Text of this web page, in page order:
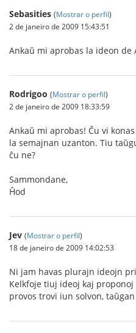
Sebasities (Mostrar o perfil)
2 de janeiro de 2009 15:43:51
Ankaŭ mi aprobas la ideon de
Rodrigoo (Mostrar o perfil)
2 de janeiro de 2009 18:33:59
Ankaŭ mi aprobas! Ĉu vi
la semajnan uzanton. Tiu
ĉu ne?
Sammondane,
Ĥod
Jev (Mostrar o perfil)
18 de janeiro de 2009 14:02:53
Ni jam havas plurajn ideojn
Kelkfoje tiuj ideoj kaj
provos trovi iun solvon,